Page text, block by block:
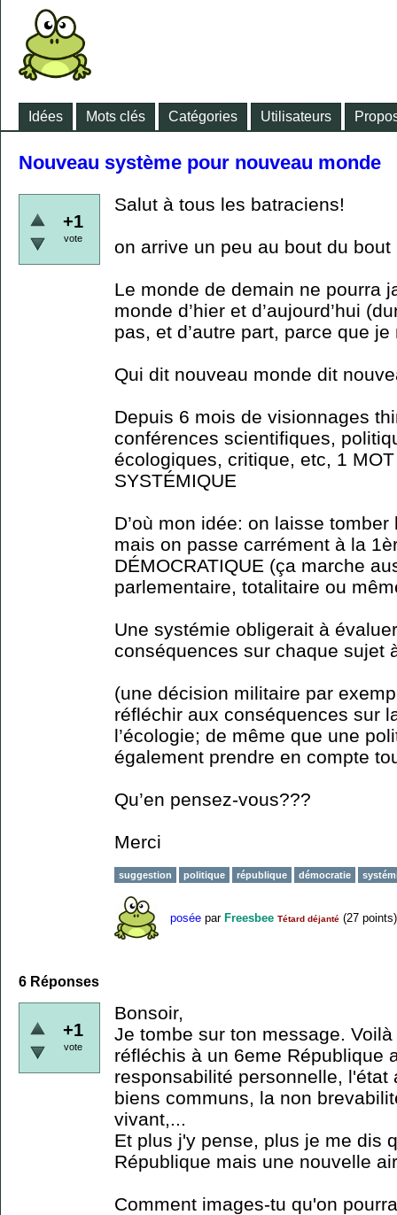
Idées Mots clés Catégories Utilisateurs
Nouveau système pour nouveau monde
+1
vote
Salut à tous les batraciens!
on arrive un peu au bout du bout
Le monde de demain ne pourra
monde d’hier et d’aujourd’hui
pas, et d’autre part, parce que je
Qui dit nouveau monde dit
Depuis 6 mois de visionnages
conférences scientifiques,
écologiques, critique, etc, 1
SYSTÉMIQUE
D’où mon idée: on laisse tomber
mais on passe carrément à la
DÉMOCRATIQUE (ça marche
parlementaire, totalitaire ou
Une systémie obligerait à
conséquences sur chaque sujet
(une décision militaire par
réfléchir aux conséquences sur
l’écologie; de même que une
également prendre en compte
Qu’en pensez-vous???
Merci
suggestion politique république démocratie
posée par Freesbee Tétard déjanté (27 points)
6 Réponses
+1
vote
Bonsoir,
Je tombe sur ton message.
réfléchis à un 6eme République
responsabilité personnelle,
biens communs, la non
vivant,...
Et plus j'y pense, plus je me dis
République mais une nouvelle
Comment images-tu qu'on